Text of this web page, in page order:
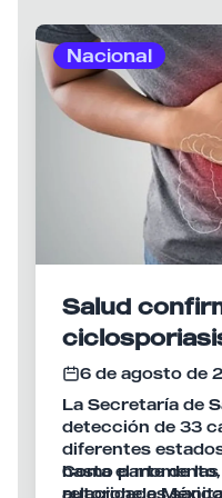
Nacional
Salud
vínculo con
Unidos
6 de agosto de
La Secretaría de
detección de 33
diferentes
hasta el
relacione a
Como parte de
autoridades